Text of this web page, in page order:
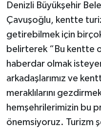
Denizli Büyükşehir
Çavuşoğlu, kentte
getirebilmek için birçok
belirterek “Bu kentte
haberdar olmak
arkadaşlarımız ve
meraklılarını
hemşehrilerimizin bu
önemsiyoruz. Turizm